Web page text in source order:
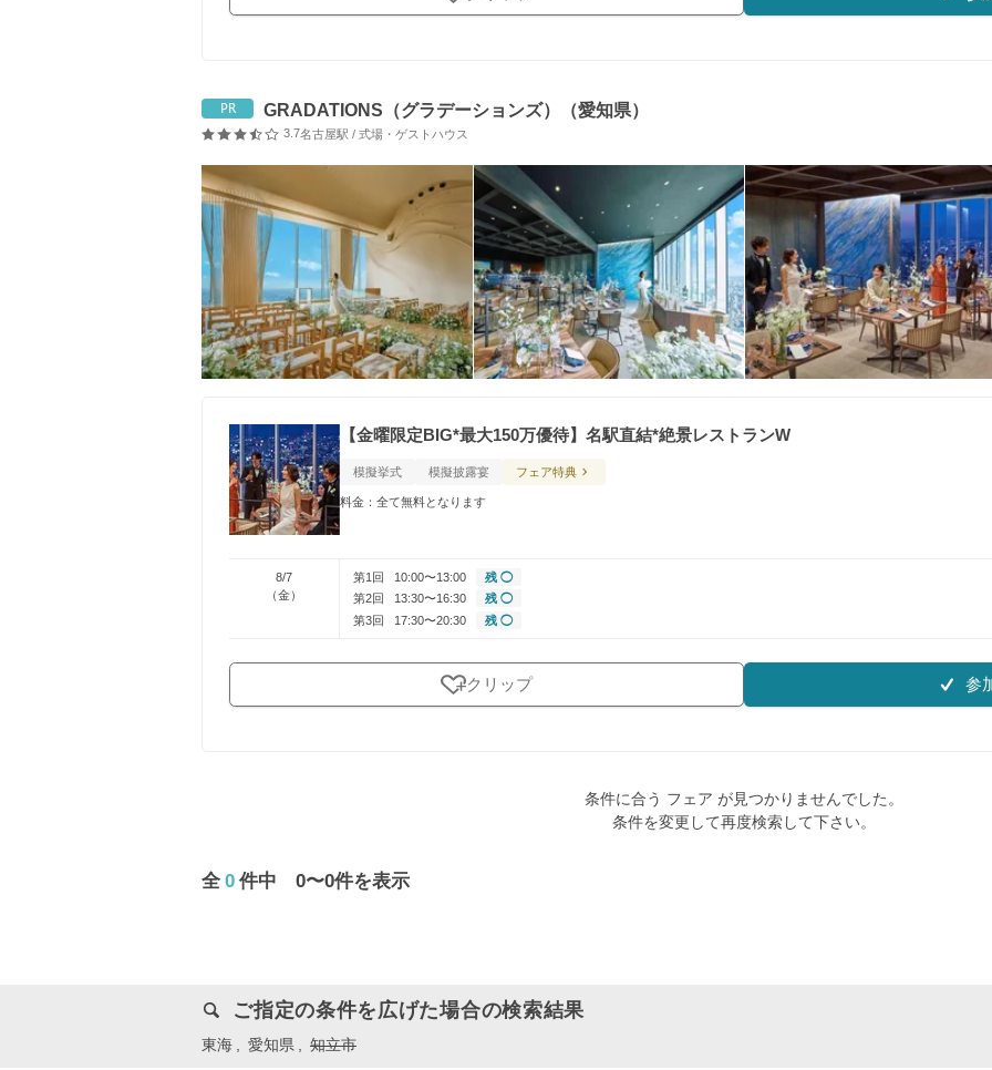
PR GRADATIONS（グラデーションズ）（愛知県）
口コミ評価
3.7名古屋駅 / 式場・ゲストハウス
【金曜限定BIG*最大150万優待】名駅直結*絶景レストランW
模擬挙式 模擬披露宴 フェア特典
料金：全て無料となります
8/7
（金）
第1回 10:00〜13:00
残 ◯
第2回
13:30〜16:30
残 ◯
第3回
17:30〜20:30 残 ◯
クリップ 参
条件に合う フェア が見つかりませんでした。
条件を変更して再度検索して下さい。
全 0 件中 0〜0件を表示
ご指定の条件を広げた場合の検索結果
東海 愛知県 知立市